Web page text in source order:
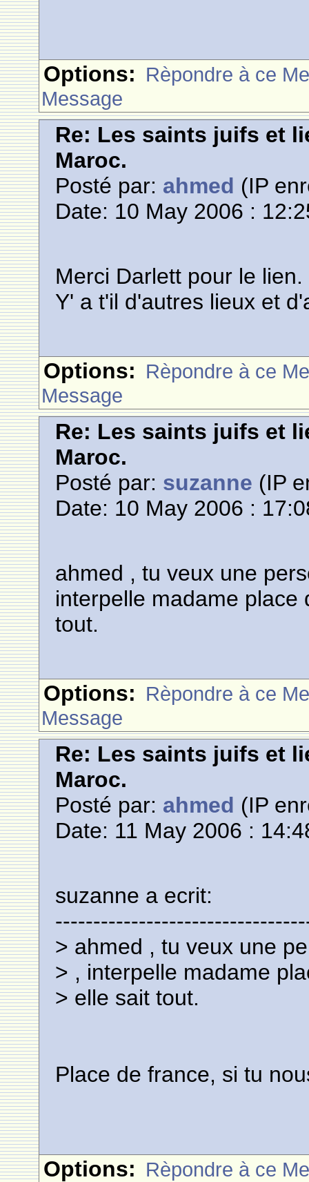
Options: Rèpondre à ce
Message
Re: Les saints juifs et
Maroc.
Posté par: ahmed (IP
Date: 10 May 2006 :
Merci Darlett pour le lien.
Y' a t'il d'autres lieux et
Options: Rèpondre à ce
Message
Re: Les saints juifs et
Maroc.
Posté par: suzanne (IP
Date: 10 May 2006 :
ahmed , tu veux une
interpelle madame place
tout.
Options: Rèpondre à ce
Message
Re: Les saints juifs et
Maroc.
Posté par: ahmed (IP
Date: 11 May 2006 :
suzanne a ecrit:
> ahmed , tu veux une
> , interpelle madame
> elle sait tout.
Place de france, si tu
Options: Rèpondre à ce